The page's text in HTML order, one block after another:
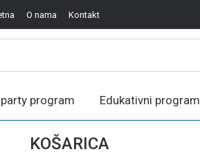
O nama Kontakt
program Edukativni program
KOŠARICA